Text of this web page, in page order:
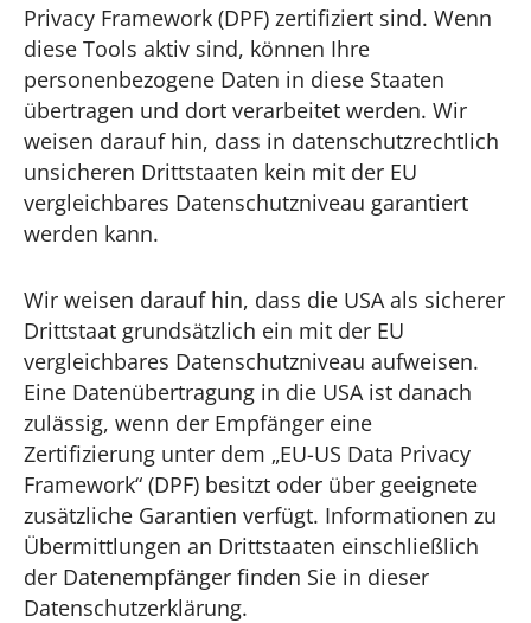
Privacy Framework (DPF) zertifiziert sind. Wenn
diese Tools aktiv sind, können Ihre
personenbezogene Daten in diese Staaten
übertragen und dort verarbeitet werden. Wir
weisen darauf hin, dass in datenschutzrechtlich
unsicheren Drittstaaten kein mit der EU
vergleichbares Datenschutzniveau garantiert
werden kann.
Wir weisen darauf hin, dass die USA als sicherer
Drittstaat grundsätzlich ein mit der EU
vergleichbares Datenschutzniveau aufweisen.
Eine Datenübertragung in die USA ist danach
zulässig, wenn der Empfänger eine
Zertifizierung unter dem „EU-US Data Privacy
Framework“ (DPF) besitzt oder über geeignete
zusätzliche Garantien verfügt. Informationen zu
Übermittlungen an Drittstaaten einschließlich
der Datenempfänger finden Sie in dieser
Datenschutzerklärung.